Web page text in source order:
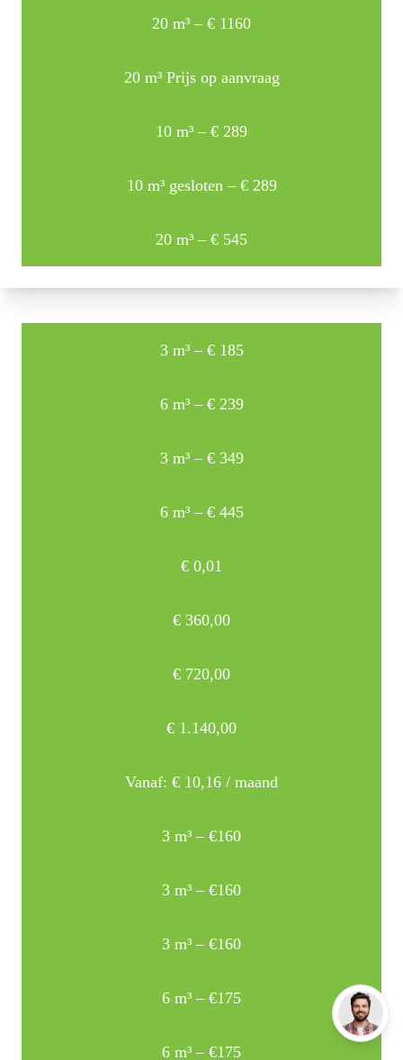
20 m³ – € 1160
20 m³ Prijs op aanvraag
10 m³ – € 289
10 m³ gesloten – € 289
20 m³ – € 545
3 m³ – € 185
6 m³ – € 239
3 m³ – € 349
6 m³ – € 445
€ 0,01
€ 360,00
€ 720,00
€ 1.140,00
Vanaf: € 10,16 / maand
3 m³ – €160
3 m³ – €160
3 m³ – €160
6 m³ – €175
6 m³ – €175